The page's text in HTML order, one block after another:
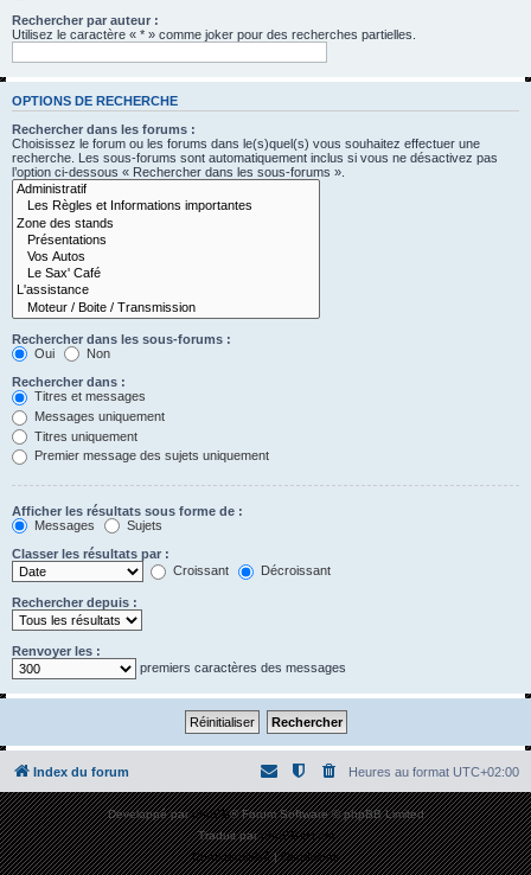
Rechercher par auteur :
Utilisez le caractère « * » comme joker pour des recherches partielles.
OPTIONS DE RECHERCHE
Rechercher dans les forums :
Choisissez le forum ou les forums dans le(s)quel(s) vous souhaitez effectuer une
recherche. Les sous-forums sont automatiquement inclus si vous ne désactivez pas
l’option ci-dessous « Rechercher dans les sous-forums ».
Rechercher dans les sous-forums :
Oui
Non
Rechercher dans :
Titres et messages
Messages uniquement
Titres uniquement
Premier message des sujets uniquement
Afficher les résultats sous forme de :
Messages
Sujets
Classer les résultats par :
Croissant
Décroissant
Rechercher depuis :
Renvoyer les :
premiers caractères des messages
Index du forum Heures au format UTC+02:00
Développé parphpBB® Forum Software © phpBB Limited
Traduit parphpBB-fr.com
Confidentialité|Conditions